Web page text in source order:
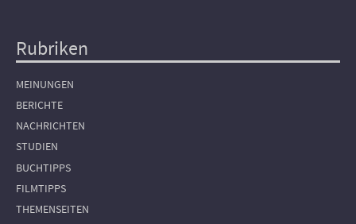
Hauptnavigation
Rubriken
MEINUNGEN
BERICHTE
NACHRICHTEN
STUDIEN
BUCHTIPPS
FILMTIPPS
THEMENSEITEN